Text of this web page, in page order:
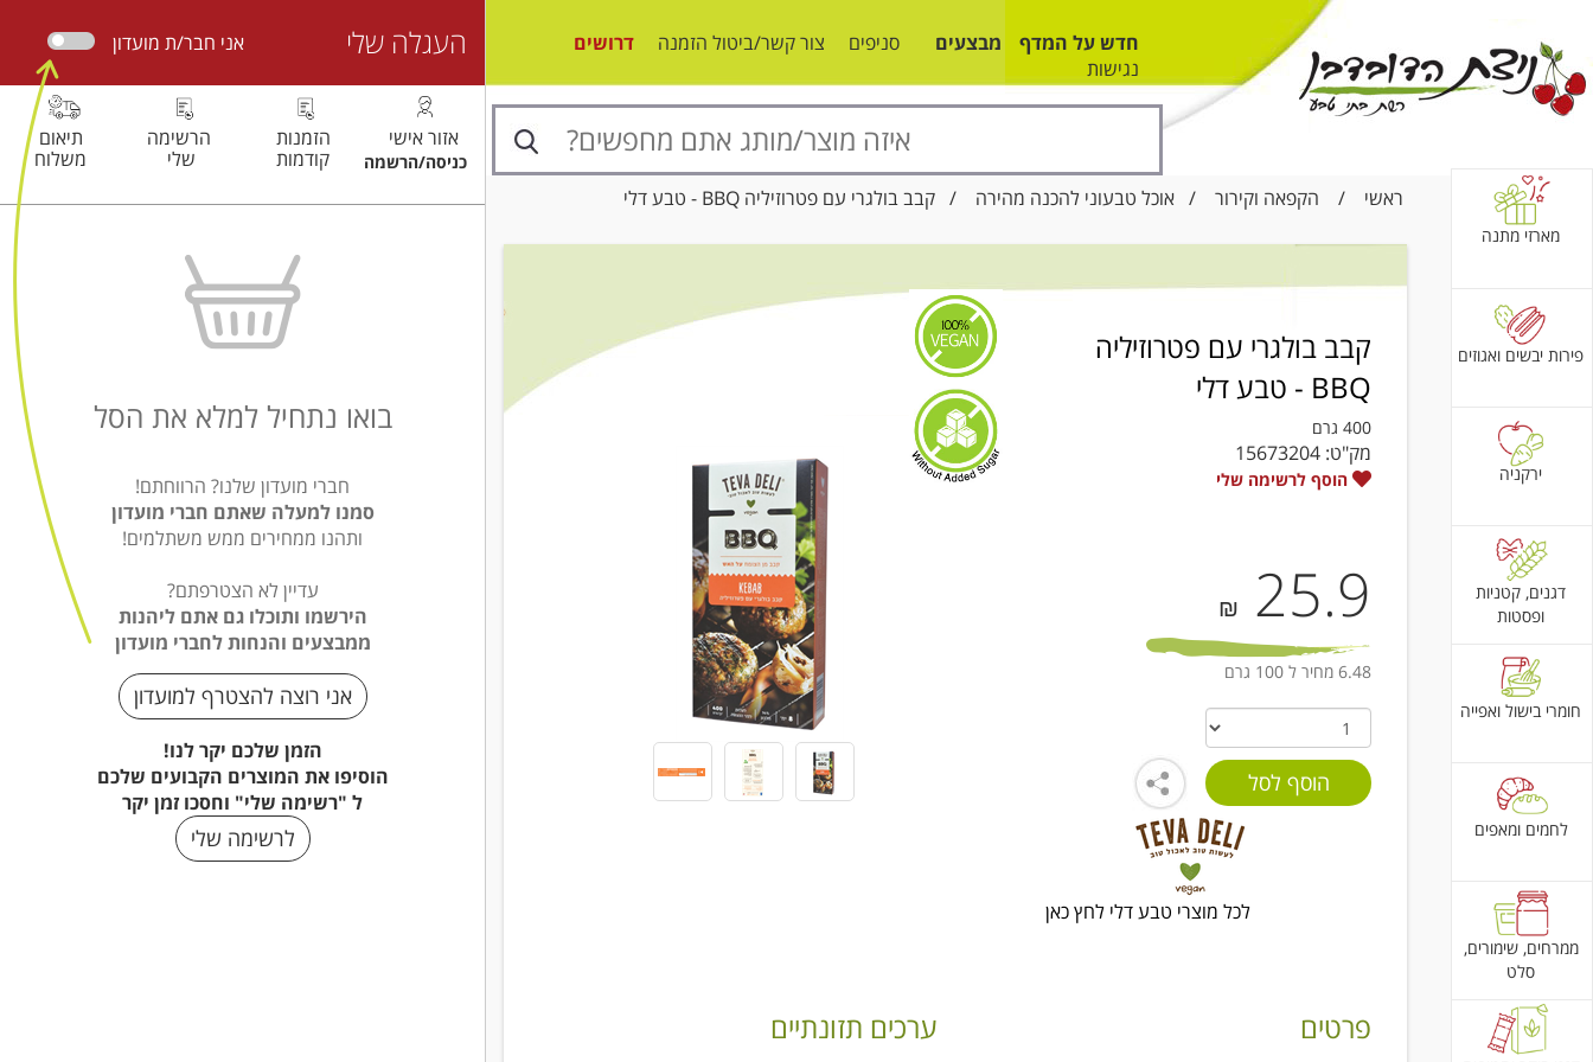
חדש על המדף מבצעים סניפים צור קשר/ביטול הזמנה
דרושים
נגישות
ראשי / הקפאה וקירור / אוכל טבעוני להכנה מהירה / קבב בולגרי עם פטרוזיליה BBQ - טבע דלי
מארזי מתנה
פירות יבשים ואגוזים
ירקניה
דגנים, קטניות
ופסטות
חומרי בישול ואפייה
לחמים ומאפים
ממרחים, שימורים,
סלט
קבב בולגרי עם פטרוזיליה
BBQ - טבע דלי
400 גרם
מק"ט: 15673204
הוסף לרשימה שלי
25.9
₪
6.48 מחיר ל 100 גרם
לכל מוצרי טבע דלי לחץ כאן
פרטים ערכים תזונתיים